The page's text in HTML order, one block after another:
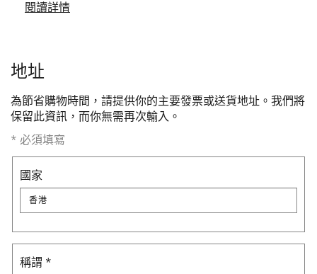
閱讀詳情
地址
為節省購物時間，請提供你的主要發票或送貨地址。我們將
保留此資訊，而你無需再次輸入。
* 必須填寫
國家
香港
稱謂 *